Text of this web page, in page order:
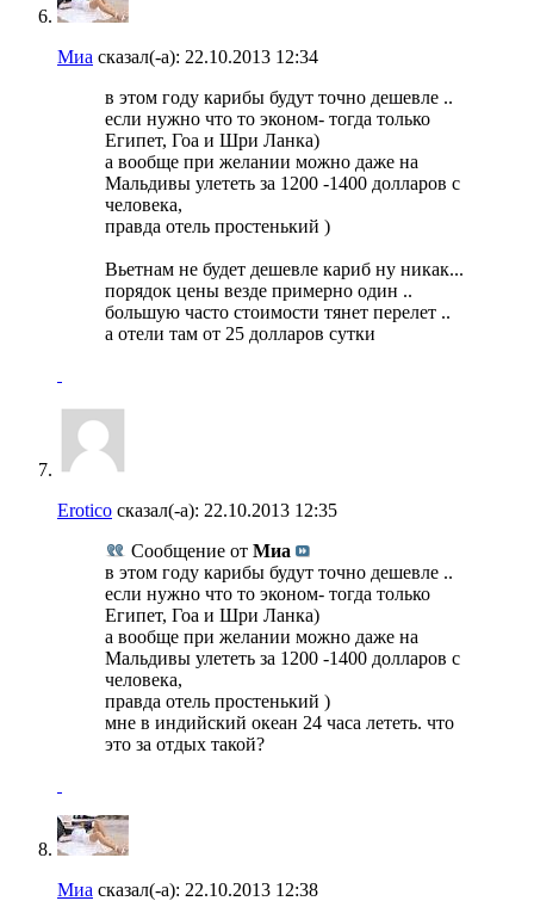
Миа сказал(-а): 22.10.2013 12:34
в этом году карибы будут точно дешевле ..
если нужно что то эконом- тогда только
Египет, Гоа и Шри Ланка)
а вообще при желании можно даже на
Мальдивы улететь за 1200 -1400 долларов с
человека,
правда отель простенький )
Вьетнам не будет дешевле кариб ну никак...
порядок цены везде примерно один ..
большую часто стоимости тянет перелет ..
а отели там от 25 долларов сутки
Erotico сказал(-а): 22.10.2013 12:35
Сообщение от Миа
в этом году карибы будут точно дешевле ..
если нужно что то эконом- тогда только
Египет, Гоа и Шри Ланка)
а вообще при желании можно даже на
Мальдивы улететь за 1200 -1400 долларов с
человека,
правда отель простенький )
мне в индийский океан 24 часа лететь. что
это за отдых такой?
Миа сказал(-а): 22.10.2013 12:38